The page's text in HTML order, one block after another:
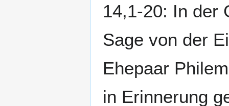
14,1-20: In der
Sage von der
Ehepaar
in Erinnerung